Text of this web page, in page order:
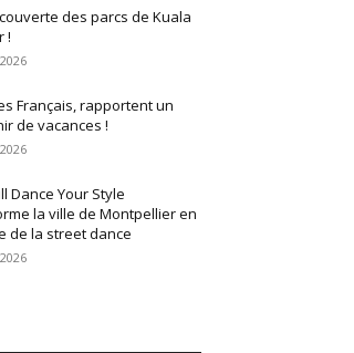
des parcs de Kuala
!
Français, rapportent un
de vacances !
Dance Your Style
la ville de Montpellier en
de la street dance